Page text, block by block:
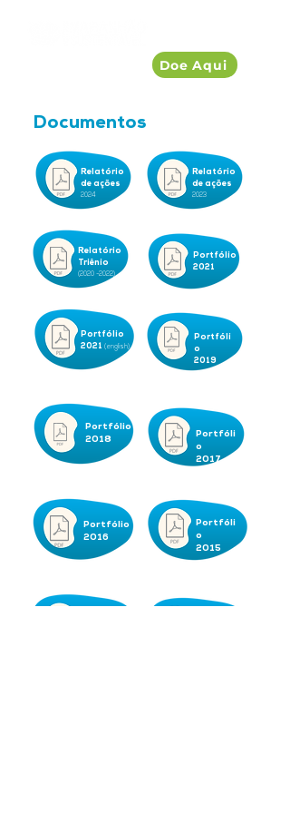
Doe Aqui
Portfóli
o
2017
Documentos
Portfóli
o
2015
Portfóli
o
2019
Portfólio
2021
Relatório
Triênio
(2020 -2022)
Portfólio
2018
Portfólio
2016
Portfólio
2021 (english)
Relatório
de ações
2023
Relatório
de ações
2024